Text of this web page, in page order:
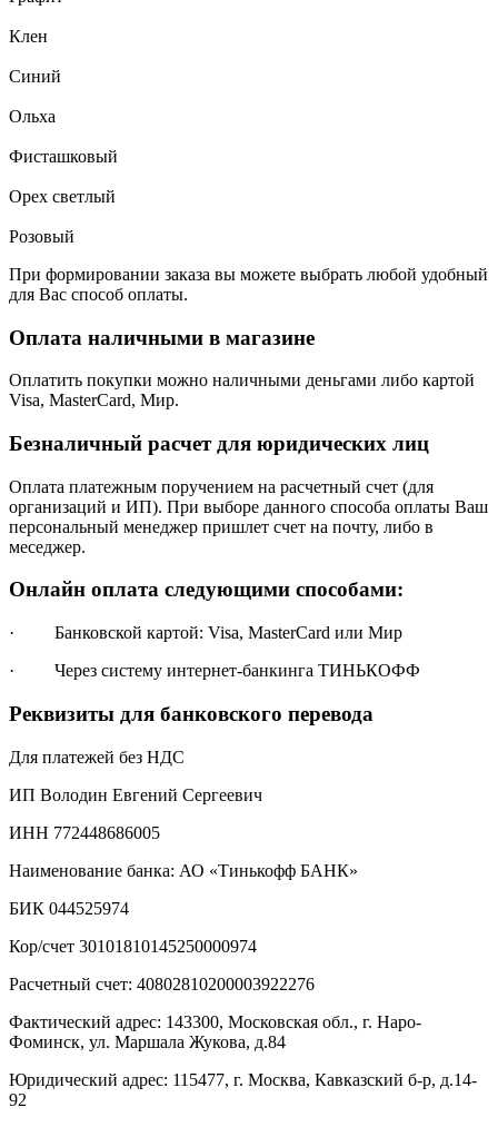
Клен
Синий
Ольха
Фисташковый
Орех светлый
Розовый
При формировании заказа вы можете выбрать любой удобный
для Вас способ оплаты.
Оплата наличными в магазине
Оплатить покупки можно наличными деньгами либо картой
Visa, MasterCard, Мир.
Безналичный расчет для юридических лиц
Оплата платежным поручением на расчетный счет (для
организаций и ИП). При выборе данного способа оплаты Ваш
персональный менеджер пришлет счет на почту, либо в
меседжер.
Онлайн оплата следующими способами:
· Банковской картой: Visa, MasterCard или Мир
· Через систему интернет-банкинга ТИНЬКОФФ
Реквизиты для банковского перевода
Для платежей без НДС
ИП Володин Евгений Сергеевич
ИНН 772448686005
Наименование банка: АО «Тинькофф БАНК»
БИК 044525974
Кор/счет 30101810145250000974
Расчетный счет: 40802810200003922276
Фактический адрес: 143300, Московская обл., г. Наро-
Фоминск, ул. Маршала Жукова, д.84
Юридический адрес: 115477, г. Москва, Кавказский б-р, д.14-
92